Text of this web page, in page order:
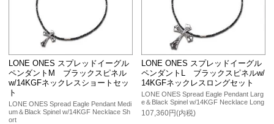
LONE ONES スプレッドイーグル
ペンダントM ブラックスピネル
w/14KGFネックレスショートセッ
ト
LONE ONES Spread Eagle Pendant Medi
um＆Black Spinel w/14KGF Necklace Sh
ort
LONE ONES スプレッドイーグル
ペンダントL ブラックスピネルw/
14KGFネックレスロングセット
LONE ONES Spread Eagle Pendant Larg
e＆Black Spinel w/14KGF Necklace Long
107,360円(内税)